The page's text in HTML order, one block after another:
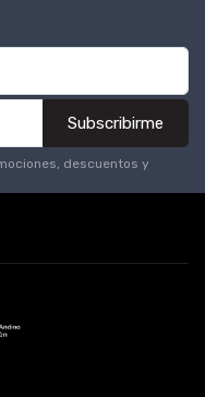
Subscribirme
descuentos y